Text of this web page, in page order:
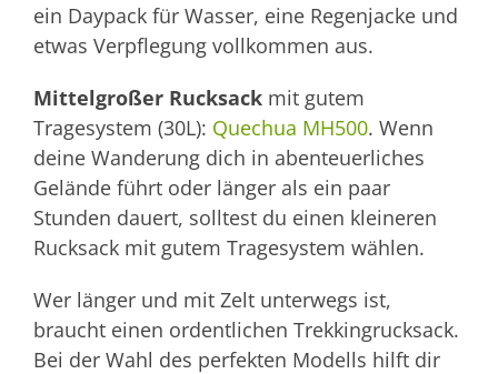
ein Daypack für Wasser, eine Regenjacke und
etwas Verpflegung vollkommen aus.
Mittelgroßer Rucksack mit gutem
Tragesystem (30L): Quechua MH500. Wenn
deine Wanderung dich in abenteuerliches
Gelände führt oder länger als ein paar
Stunden dauert, solltest du einen kleineren
Rucksack mit gutem Tragesystem wählen.
Wer länger und mit Zelt unterwegs ist,
braucht einen ordentlichen Trekkingrucksack.
Bei der Wahl des perfekten Modells hilft dir